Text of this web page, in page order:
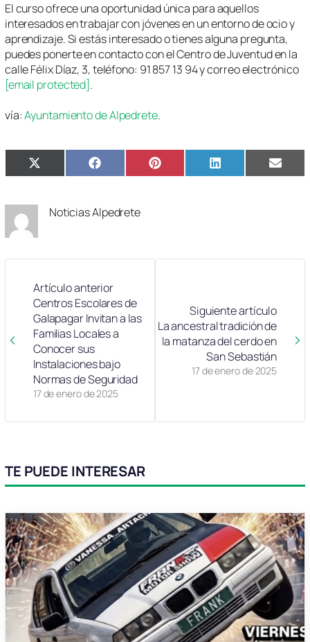
El curso ofrece una oportunidad única para aquellos
interesados en trabajar con jóvenes en un entorno de ocio y
aprendizaje. Si estás interesado o tienes alguna pregunta,
puedes ponerte en contacto con el Centro de Juventud en la
calle Félix Díaz, 3, teléfono: 91 857 13 94 y correo electrónico
[email protected].
vía:Ayuntamiento de Alpedrete.
Compartir
en
X
(Twitter)
Compartir
en
Facebook Compartir
en
Pinterest Compartir
en
LinkedIn
en
Email
Noticias Alpedrete
Artículo anterior
17 de enero de 2025
Centros Escolares de
Galapagar Invitan a las
Familias Locales a
Conocer sus
Instalaciones bajo
Normas de Seguridad
Siguiente artículo
17 de enero de 2025
La ancestral tradición de
la matanza del cerdo en
San Sebastián
TE PUEDE INTERESAR